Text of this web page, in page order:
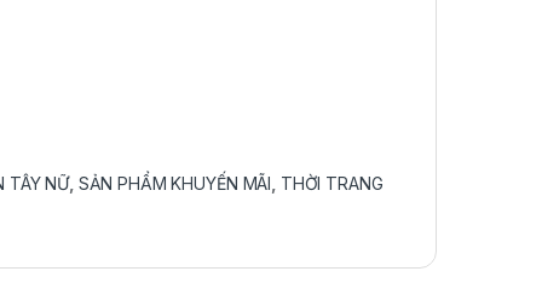
TÂY NỮ, SẢN PHẨM KHUYẾN MÃI THỜI TRANG